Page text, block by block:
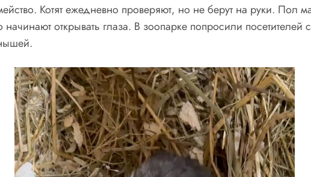
Котят ежедневно проверяют, но не берут на руки.
открывать глаза. В зоопарке попросили